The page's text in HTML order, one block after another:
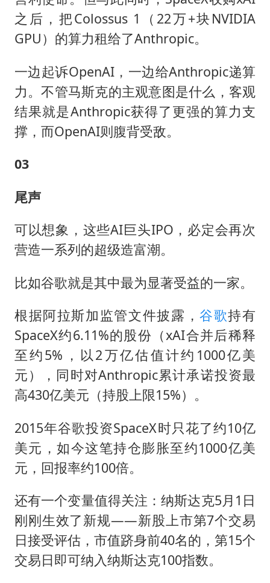
之后，把Colossus 1（22万+块NVIDIA
GPU）的算力租给了Anthropic。
一边起诉OpenAI，一边给Anthropic递算
力。不管马斯克的主观意图是什么，客观
结果就是Anthropic获得了更强的算力支
撑，而OpenAI则腹背受敌。
03
尾声
可以想象，这些AI巨头IPO，必定会再次
营造一系列的超级造富潮。
比如谷歌就是其中最为显著受益的一家。
根据阿拉斯加监管文件披露，谷歌持有
SpaceX约6.11%的股份（xAI合并后稀释
至约5%，以2万亿估值计约1000亿美
元），同时对Anthropic累计承诺投资最
高430亿美元（持股上限15%）。
2015年谷歌投资SpaceX时只花了约10亿
美元，如今这笔持仓膨胀至约1000亿美
元，回报率约100倍。
还有一个变量值得关注：纳斯达克5月1日
刚刚生效了新规——新股上市第7个交易
日接受评估，市值跻身前40名的，第15个
交易日即可纳入纳斯达克100指数。